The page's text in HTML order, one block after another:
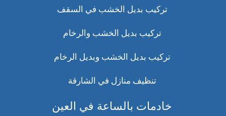
تركيب بديل الخشب في السقف
تركيب بديل الخشب والرخام
تركيب بديل الخشب وبديل الرخام
تنظيف منازل في الشارقة
خادمات بالساعة في العين